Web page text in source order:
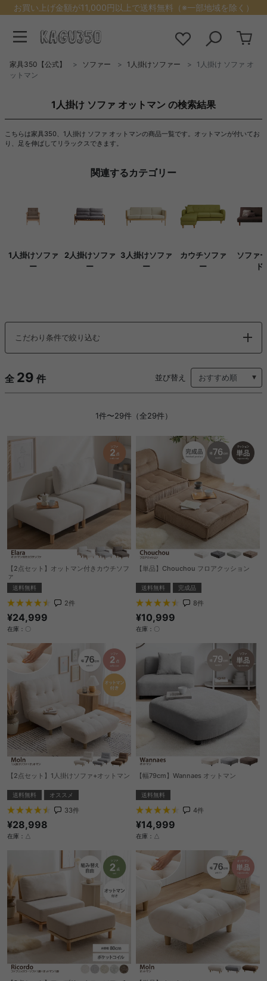
お買い上げ金額が11,000円以上で送料無料（※一部地域を除く）
家具350【公式】 ソファー 1人掛けソファー
1人掛け ソファ オ
ットマン
1人掛け ソファ オットマン の検索結果
こちらは家具350、1人掛け ソファ オットマンの商品一覧です。オットマンが付いてお
り、足を伸ばしてリラックスできます。
関連するカテゴリー
1人掛けソファ
ー
2人掛けソファ
ー
3人掛けソファ
ー
カウチソファ
ー
ソファ
ド
こだわり条件で絞り込む
全 29 件 並び替え
1件〜29件（全29件）
【2点セット】オットマン付きカウチソフ
ァ
送料無料
2件
¥24,999
在庫：〇
【単品】Chouchou フロアクッション
送料無料 完成品
8件
¥10,999
在庫：〇
【2点セット】1人掛けソファ+オットマン
送料無料 オススメ
33件
¥28,998
在庫：△
【幅79cm】Wannaes オットマン
送料無料
4件
¥14,999
在庫：△